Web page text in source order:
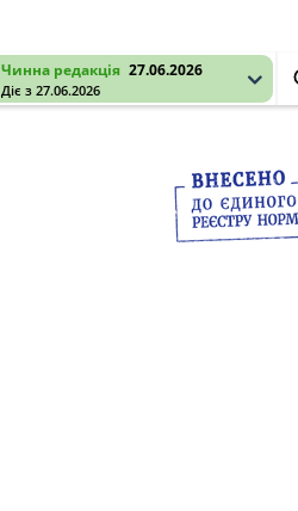
Чинна редакція 27.06.2026
Діє з 27.06.2026